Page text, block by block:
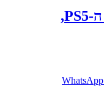
פלייסטיישן 5: כל הפרטים על ה-PS5,
WhatsApp